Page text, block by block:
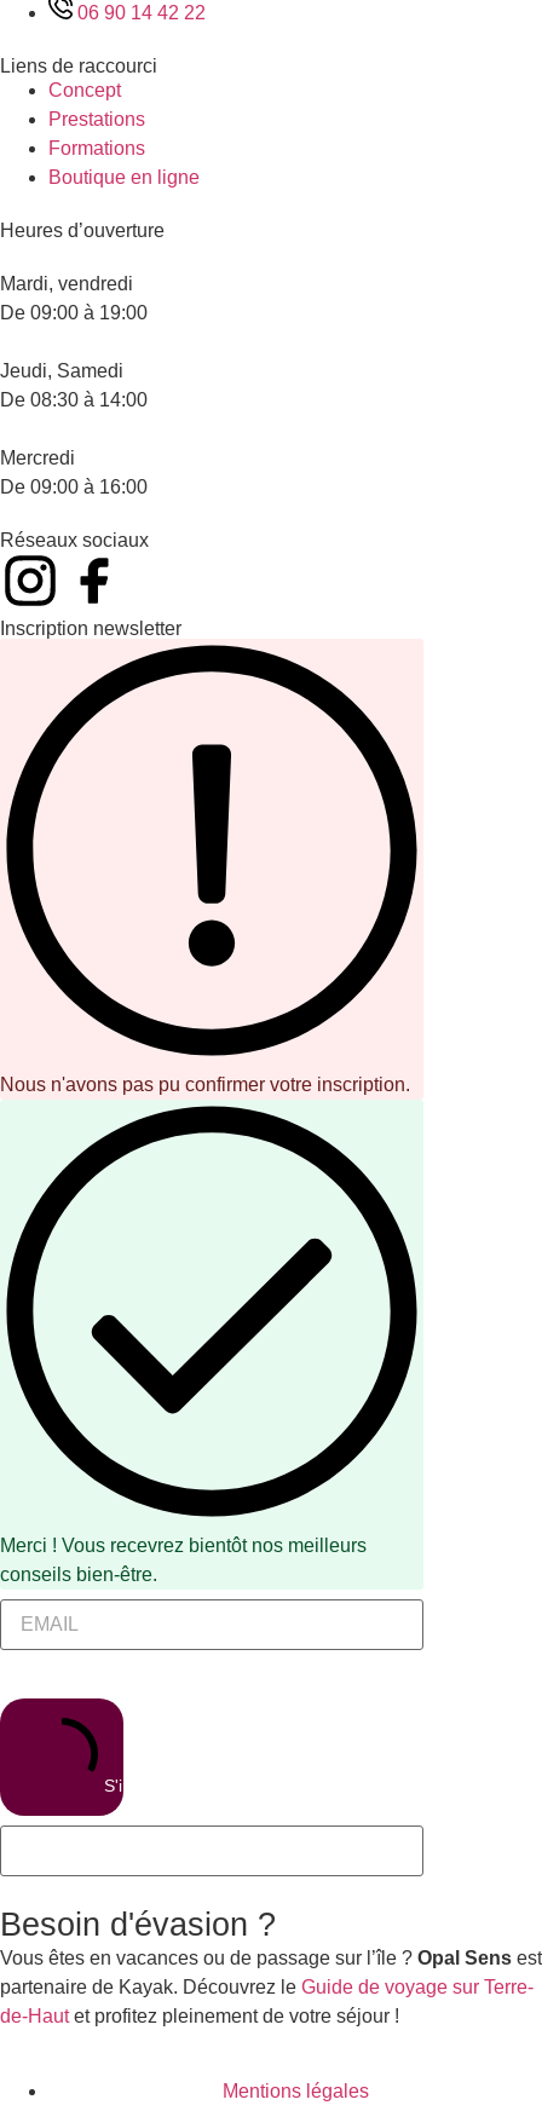
06 90 14 42 22
Liens de raccourci
Concept
Prestations
Formations
Boutique en ligne
Heures d’ouverture
Mardi, vendredi
De 09:00 à 19:00
Jeudi, Samedi
De 08:30 à 14:00
Mercredi
De 09:00 à 16:00
Réseaux sociaux
Inscription newsletter
Nous n'avons pas pu confirmer votre inscription.
Merci ! Vous recevrez bientôt nos meilleurs
conseils bien-être.
S'inscrire
Besoin d'évasion ?
Vous êtes en vacances ou de passage sur l’île ? Opal Sens est
partenaire de Kayak. Découvrez le Guide de voyage sur Terre-
de-Hautet profitez pleinement de votre séjour !
Mentions légales